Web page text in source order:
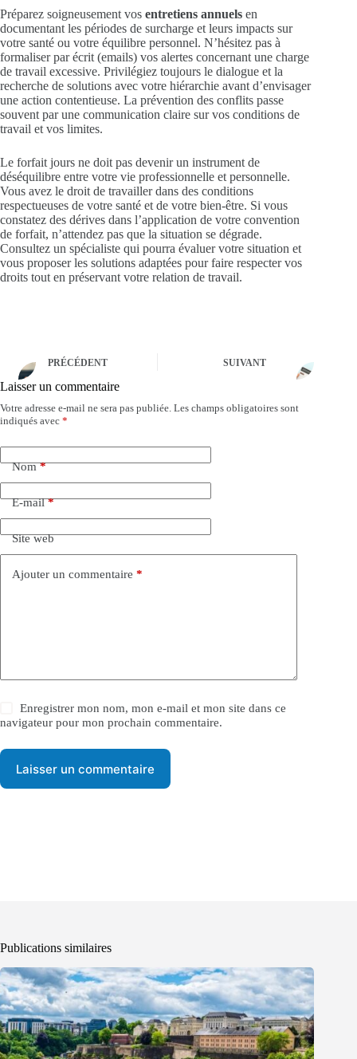
Préparez soigneusement vos entretiens annuels en
documentant les périodes de surcharge et leurs impacts sur
votre santé ou votre équilibre personnel. N’hésitez pas à
formaliser par écrit (emails) vos alertes concernant une charge
de travail excessive. Privilégiez toujours le dialogue et la
recherche de solutions avec votre hiérarchie avant d’envisager
une action contentieuse. La prévention des conflits passe
souvent par une communication claire sur vos conditions de
travail et vos limites.
Le forfait jours ne doit pas devenir un instrument de
déséquilibre entre votre vie professionnelle et personnelle.
Vous avez le droit de travailler dans des conditions
respectueuses de votre santé et de votre bien-être. Si vous
constatez des dérives dans l’application de votre convention
de forfait, n’attendez pas que la situation se dégrade.
Consultez un spécialiste qui pourra évaluer votre situation et
vous proposer les solutions adaptées pour faire respecter vos
droits tout en préservant votre relation de travail.
PRÉCÉDENT SUIVANT
Laisser un commentaire
Votre adresse e-mail ne sera pas publiée. Les champs obligatoires sont
indiqués avec *
Nom*
E-mail*
Site web
Ajouter un commentaire *
Enregistrer mon nom, mon e-mail et mon site dans ce
navigateur pour mon prochain commentaire.
Laisser un commentaire
A
l
r
n
a
v
e
Publications similaires